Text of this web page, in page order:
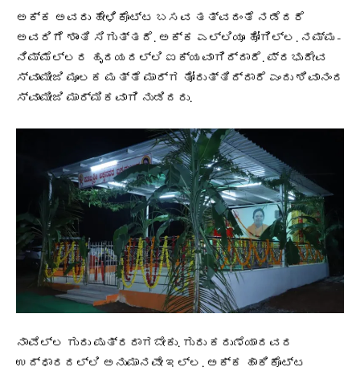
ಅಕ್ಕ ಅವರು ಹೇಳಿಕೊಟ್ಟ ಬಸವ ತತ್ವದಂತೆ ನಡೆದರೆ
ಅವರಿಗೆ ಶಾಂತಿ ಸಿಗುತ್ತದೆ. ಅಕ್ಕ ಎಲ್ಲಿಯೂ ಹೋಗಿಲ್ಲ. ನಮ್ಮ-
ನಿಮ್ಮೆಲ್ಲರ ಹೃದಯದಲ್ಲಿ ಐಕ್ಯವಾಗಿದ್ದಾರೆ. ಪ್ರಭುದೇವ
ಸ್ವಾಮೀಜಿ ಮೂಲಕ ಮತ್ತೆ ಮಾರ್ಗ ತೋರುತ್ತಿದ್ದಾರೆ ಎಂದು ಶಿವಾನಂದ
ಸ್ವಾಮೀಜಿ ಮಾರ್ಮಿಕವಾಗಿ ನುಡಿದರು.
ನಾವೆಲ್ಲ ಗುರು ಪುತ್ರರಾಗಬೇಕು. ಗುರು ಕರುಣೆಯಾದವರ
ಉದ್ಧಾರದಲ್ಲಿ ಅನುಮಾನವೇ ಇಲ್ಲ. ಅಕ್ಕ ಹಾಕಿಕೊಟ್ಟ